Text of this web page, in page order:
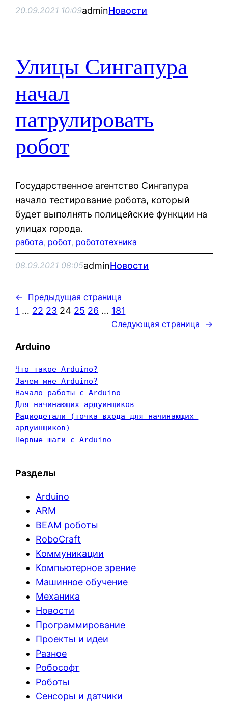
20.09.2021 10:09adminНовости
Улицы Сингапура
начал
патрулировать
робот
Государственное агентство Сингапура
начало тестирование робота, который
будет выполнять полицейские функции на
улицах города.
работа, робот, робототехника
08.09.2021 08:05adminНовости
← Предыдущая страница
1 … 22 23 24 25 26 … 181
Следующая страница →
Arduino
Что такое Arduino?
Зачем мне Arduino?
Начало работы с Arduino
Для начинающих ардуинщиков
Радиодетали (точка входа для начинающих
ардуинщиков)
Первые шаги с Arduino
Разделы
Arduino
ARM
BEAM роботы
RoboCraft
Коммуникации
Компьютерное зрение
Машинное обучение
Механика
Новости
Программирование
Проекты и идеи
Разное
Робософт
Роботы
Сенсоры и датчики